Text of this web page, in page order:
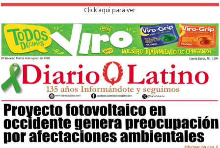
Click aqui para ver